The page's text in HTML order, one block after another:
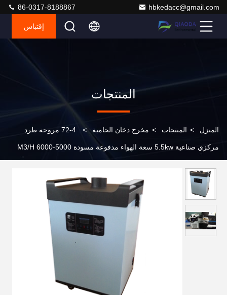
hbkedacc@gmail.com
86-0317-8188867
إقتباس
المنتجات
المنزل > المنتجات > مخرج دخان الحامية > 4-72 مروحة طرد
مركزي صناعية 5.5kw سعة الهواء مدفوعة مسودة 5000-6000 M3/H